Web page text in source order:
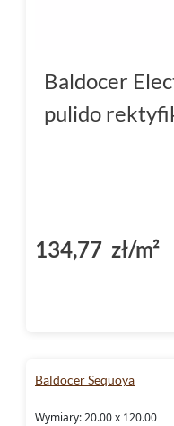
Baldocer
pulido
134,77 zł/m²
Baldocer Sequoya
Wymiary: 20.00 x 120.00